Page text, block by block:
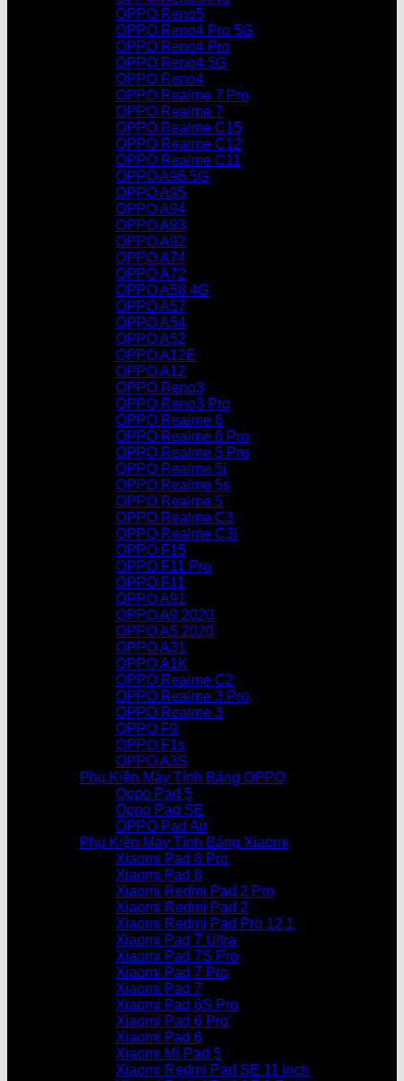
OPPO Reno5
OPPO Reno4 Pro 5G
OPPO Reno4 Pro
OPPO Reno4 5G
OPPO Reno4
OPPO Realme 7 Pro
OPPO Realme 7
OPPO Realme C15
OPPO Realme C12
OPPO Realme C11
OPPO A96 5G
OPPO A95
OPPO A94
OPPO A93
OPPO A92
OPPO A74
OPPO A72
OPPO A58 4G
OPPO A57
OPPO A54
OPPO A52
OPPO A12E
OPPO A12
OPPO Reno3
OPPO Reno3 Pro
OPPO Realme 6
OPPO Realme 6 Pro
OPPO Realme 5 Pro
OPPO Realme 5i
OPPO Realme 5s
OPPO Realme 5
OPPO Realme C3
OPPO Realme C3i
OPPO F15
OPPO F11 Pro
OPPO F11
OPPO A91
OPPO A9 2020
OPPO A5 2020
OPPO A31
OPPO A1K
OPPO Realme C2
OPPO Realme 3 Pro
OPPO Realme 3
OPPO F9
OPPO F1s
OPPO A3S
Phụ Kiện Máy Tính Bảng OPPO
Oppo Pad 5
Oppo Pad SE
OPPO Pad Air
Phụ Kiện Máy Tính Bảng Xiaomi
Xiaomi Pad 8 Pro
Xiaomi Pad 8
Xiaomi Redmi Pad 2 Pro
Xiaomi Redmi Pad 2
Xiaomi Redmi Pad Pro 12.1
Xiaomi Pad 7 Ultra
Xiaomi Pad 7S Pro
Xiaomi Pad 7 Pro
Xiaomi Pad 7
Xiaomi Pad 6S Pro
Xiaomi Pad 6 Pro
Xiaomi Pad 6
Xiaomi Mi Pad 5
Xiaomi Redmi Pad SE 11 inch